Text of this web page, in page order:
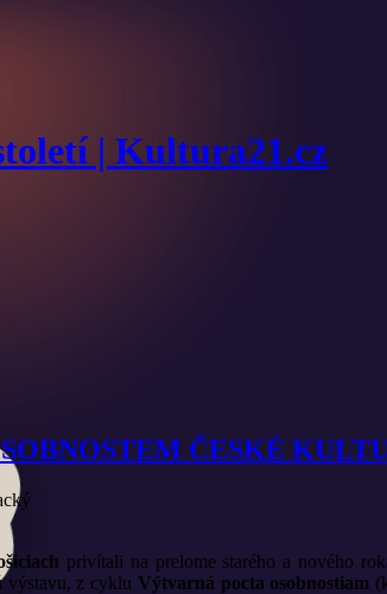
| Kultura21.cz
ČESKÉ
privítali na prelome starého a nového
výstavu, z cyklu Výtvarná pocta osobnostiam